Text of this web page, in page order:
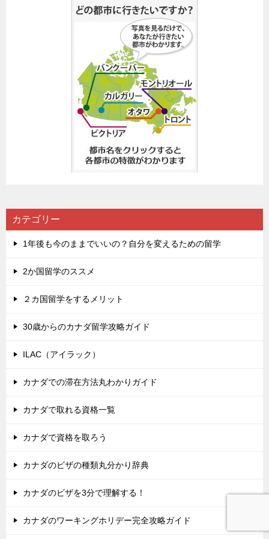
カテゴリー
1年後も今のままでいいの？自分を変えるための留学
2か国留学のススメ
２カ国留学をするメリット
30歳からのカナダ留学攻略ガイド
ILAC（アイラック）
カナダでの滞在方法丸わかりガイド
カナダで取れる資格一覧
カナダで資格を取ろう
カナダのビザの種類丸分かり辞典
カナダのビザを3分で理解する！
カナダのワーキングホリデー完全攻略ガイド